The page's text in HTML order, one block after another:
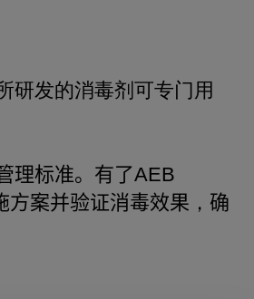
研发的消毒剂 可专门用
理标准。 有了AEB
方案并验证消毒效果 ， 确